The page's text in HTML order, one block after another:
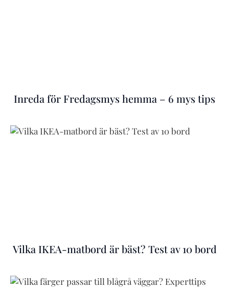
Inreda för Fredagsmys hemma – 6 mys tips
Vilka IKEA-matbord är bäst? Test av 10 bord